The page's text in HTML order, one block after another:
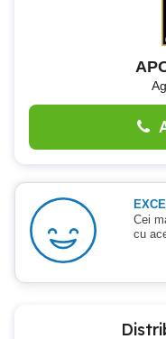
Cei
cu